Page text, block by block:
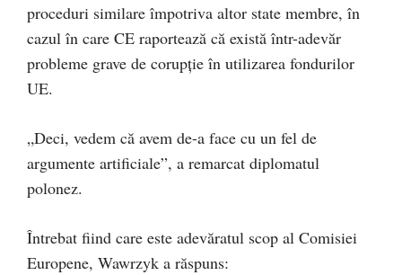
proceduri similare împotriva altor state membre, în
cazul în care CE raportează că există într-adevăr
probleme grave de corupţie în utilizarea fondurilor
UE.
„Deci, vedem că avem de-a face cu un fel de
argumente artificiale”, a remarcat diplomatul
polonez.
Întrebat fiind care este adevăratul scop al Comisiei
Europene, Wawrzyk a răspuns: